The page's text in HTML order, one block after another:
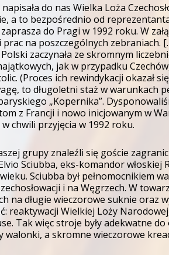
do nas Wielka Loża
a to bezpośrednio od
do Pragi w 1992 roku. W
prac na poszczególnych zebraniach.
zaczynała ze skromnym
jak w przypadku
(Proces ich rewindykacji okazał
to długoletni staż w warunkach
„Kopernika”.
z Francji i nowo inicjowanym w
chwili przyjęcia w 1992 roku.
grupy znaleźli się goście
Sciubba, eks-komandor włoskiej
Sciubba był pełnomocnikiem
i na Węgrzech. W
na długie wieczorowe suknie oraz
reaktywacji Wielkiej Loży
Tak więc stroje były adekwatne
a skromne wieczorowe